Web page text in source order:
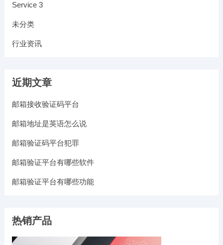
Service 3
未分类
行业资讯
近期文章
邮箱接收验证码平台
邮箱地址是英语怎么说
邮箱验证码平台犯罪
邮箱验证平台有哪些软件
邮箱验证平台有哪些功能
热销产品